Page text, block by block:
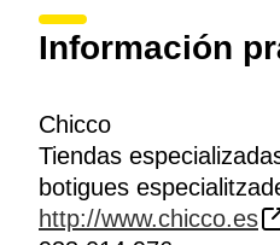
Información
Chicco
Tiendas
botigues
http://www.chicco.es